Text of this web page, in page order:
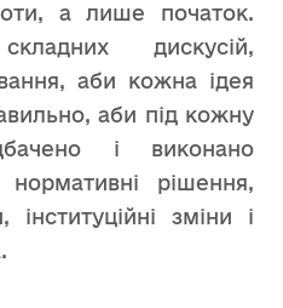
а лише початок.
дискусій,
аби кожна ідея
аби під кожну
і виконано
рішення,
інституційні зміни і